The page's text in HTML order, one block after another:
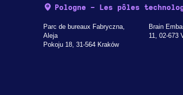
Pologne - Les pôles
Parc de bureaux Fabryczna,
Aleja
Pokoju 18, 31-564 Kraków
Brain
11, 02-673